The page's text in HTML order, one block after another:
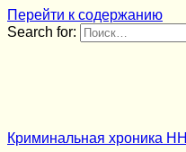
Перейти к содержанию
Search for:
Криминальная хроника НН